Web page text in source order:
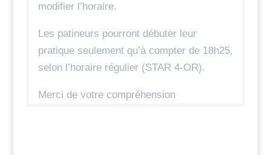
modifier l’horaire.
Les patineurs pourront débuter leur
pratique seulement qu’à compter de 18h25,
selon l’horaire régulier (STAR 4-OR).
Merci de votre compréhension